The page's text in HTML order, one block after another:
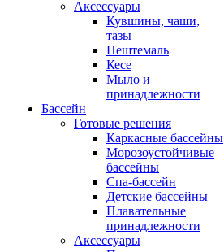
Аксессуары
Кувшины, чаши,
тазы
Пештемаль
Кесе
Мыло и
принадлежности
Бассейн
Готовые решения
Каркасные бассейны
Морозоустойчивые
бассейны
Спа-бассейн
Детские бассейны
Плавательные
принадлежности
Аксессуары